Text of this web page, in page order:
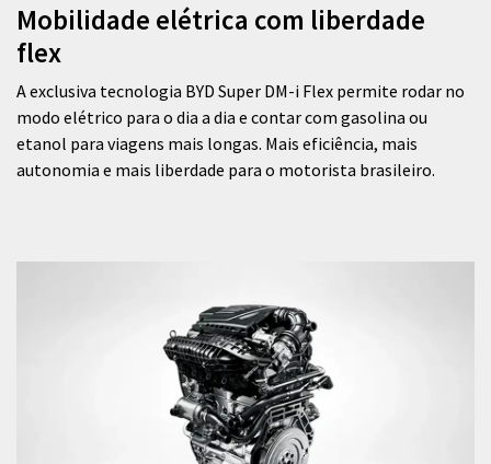
Mobilidade elétrica com liberdade
flex
A exclusiva tecnologia BYD Super DM-i Flex permite rodar no
modo elétrico para o dia a dia e contar com gasolina ou
etanol para viagens mais longas. Mais eficiência, mais
autonomia e mais liberdade para o motorista brasileiro.